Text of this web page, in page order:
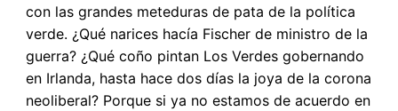
con las grandes meteduras de pata de la política
verde. ¿Qué narices hacía Fischer de ministro de la
guerra? ¿Qué coño pintan Los Verdes gobernando
en Irlanda, hasta hace dos días la joya de la corona
neoliberal? Porque si ya no estamos de acuerdo en